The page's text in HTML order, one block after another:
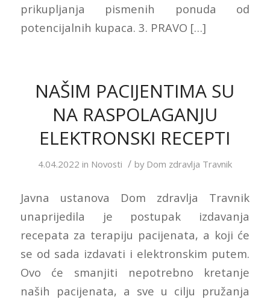
prikupljanja pismenih ponuda od
potencijalnih kupaca. 3. PRAVO […]
NAŠIM PACIJENTIMA SU
NA RASPOLAGANJU
ELEKTRONSKI RECEPTI
4.04.2022 in Novosti / by Dom zdravlja Travnik
Javna ustanova Dom zdravlja Travnik
unaprijedila je postupak izdavanja
recepata za terapiju pacijenata, a koji će
se od sada izdavati i elektronskim putem.
Ovo će smanjiti nepotrebno kretanje
naših pacijenata, a sve u cilju pružanja